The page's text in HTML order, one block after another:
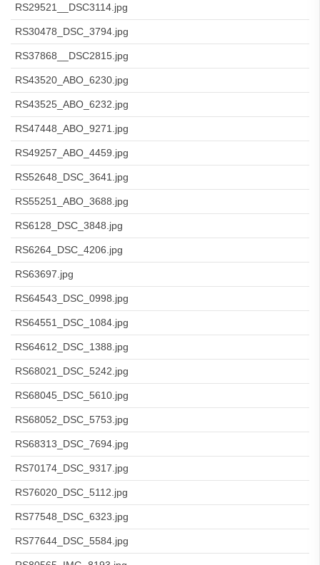
RS29521__DSC3114.jpg
RS30478_DSC_3794.jpg
RS37868__DSC2815.jpg
RS43520_ABO_6230.jpg
RS43525_ABO_6232.jpg
RS47448_ABO_9271.jpg
RS49257_ABO_4459.jpg
RS52648_DSC_3641.jpg
RS55251_ABO_3688.jpg
RS6128_DSC_3848.jpg
RS6264_DSC_4206.jpg
RS63697.jpg
RS64543_DSC_0998.jpg
RS64551_DSC_1084.jpg
RS64612_DSC_1388.jpg
RS68021_DSC_5242.jpg
RS68045_DSC_5610.jpg
RS68052_DSC_5753.jpg
RS68313_DSC_7694.jpg
RS70174_DSC_9317.jpg
RS76020_DSC_5112.jpg
RS77548_DSC_6323.jpg
RS77644_DSC_5584.jpg